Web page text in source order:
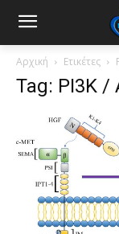
Αρχική Ετικέτες
Tag: PI3K /